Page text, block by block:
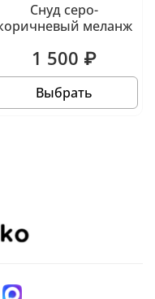
Снуд серо-
меланж
1 500 ₽
Выбрать